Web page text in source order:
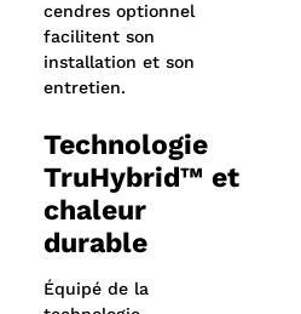
cendres optionnel
facilitent son
installation et son
entretien.
Technologie
TruHybrid™ et
chaleur
durable
Équipé de la